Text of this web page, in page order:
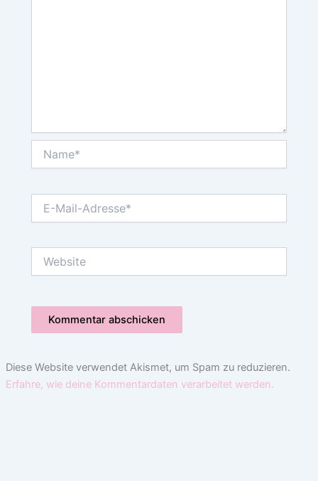
Mail-
Diese Website verwendet Akismet, um Spam zu reduzieren.
Erfahre, wie deine Kommentardaten verarbeitet werden.